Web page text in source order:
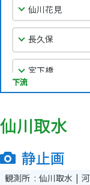
仙川花見
長久保
宮下橋
鎌田橋仙川
下流
仙川取水
静止画
観測所 仙川取水